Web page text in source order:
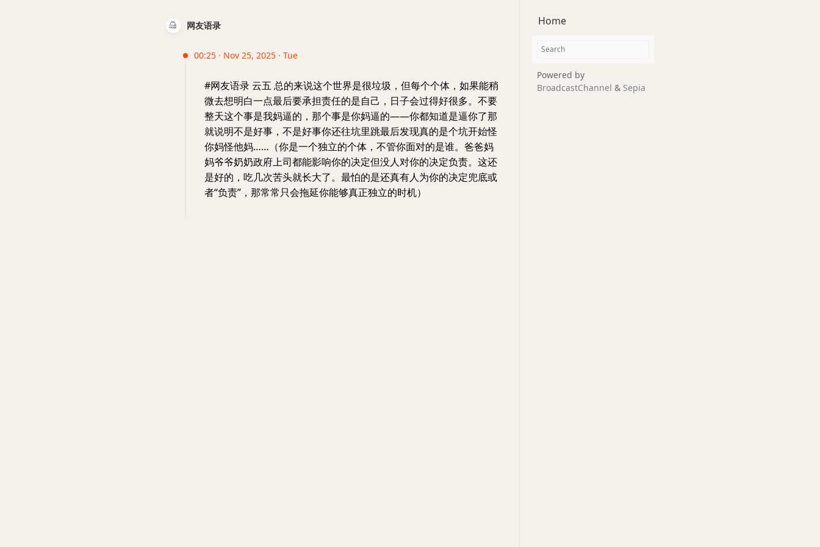
网友语录
00:25 · Nov 25, 2025 · Tue
#网友语录 云五 总的来说这个世界是很垃圾，但每个个体，如果能稍
微去想明白一点最后要承担责任的是自己，日子会过得好很多。不要
整天这个事是我妈逼的，那个事是你妈逼的——你都知道是逼你了那
就说明不是好事，不是好事你还往坑里跳最后发现真的是个坑开始怪
你妈怪他妈……（你是一个独立的个体，不管你面对的是谁。爸爸妈
妈爷爷奶奶政府上司都能影响你的决定但没人对你的决定负责。这还
是好的，吃几次苦头就长大了。最怕的是还真有人为你的决定兜底或
者“负责”，那常常只会拖延你能够真正独立的时机）
Home
Powered by
BroadcastChannel & Sepia